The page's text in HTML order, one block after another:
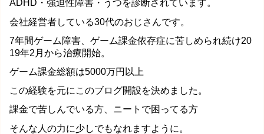
ADHD・強迫性障害・うつを診断されています。
会社経営者している30代のおじさんです。
7年間ゲーム障害、ゲーム課金依存症に苦しめられ続け20
19年2月から治療開始。
ゲーム課金総額は5000万円以上
この経験を元にこのブログ開設を決めました。
課金で苦しんでいる方、ニートで困ってる方
そんな人の力に少しでもなれますように。